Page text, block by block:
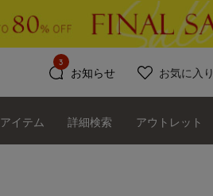
お知らせ
3
お気に入り
アイテム 詳細検索 アウトレット